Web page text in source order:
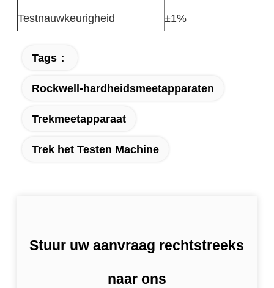
Testnauwkeurigheid ±1%
Tags：
Rockwell-hardheidsmeetapparaten
Trekmeetapparaat
Trek het Testen Machine
Stuur uw aanvraag rechtstreeks
naar ons